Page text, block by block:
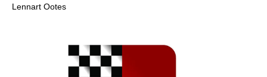
Lennart Ootes